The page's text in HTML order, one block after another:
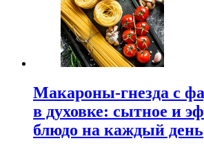
Макароны-гнезда с
в духовке: сытное и
блюдо на каждый день